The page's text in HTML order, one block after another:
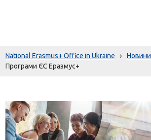
National Erasmus+ Office in Ukraine › Новини
Програми ЄС Еразмус+